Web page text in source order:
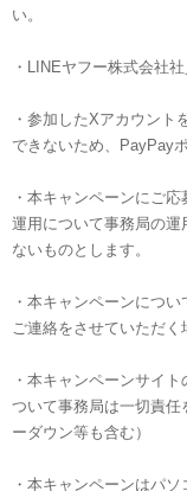
い。
・LINEヤフー株式会社
・参加したXアカウント
できないため、PayPay
・本キャンペーンにご
運用について事務局の
ないものとします。
・本キャンペーンにつ
ご連絡をさせていただく
・本キャンペーンサイ
ついて事務局は一切責
ーダウン等も含む）
・本キャンペーンはパ